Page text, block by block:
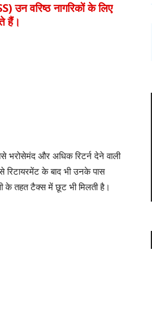
उन वरिष्ठ नागरिकों के लिए
हैं।
भरोसेमंद और अधिक रिटर्न देने वाली
रिटायरमेंट के बाद भी उनके पास
के तहत टैक्स में छूट भी मिलती है।